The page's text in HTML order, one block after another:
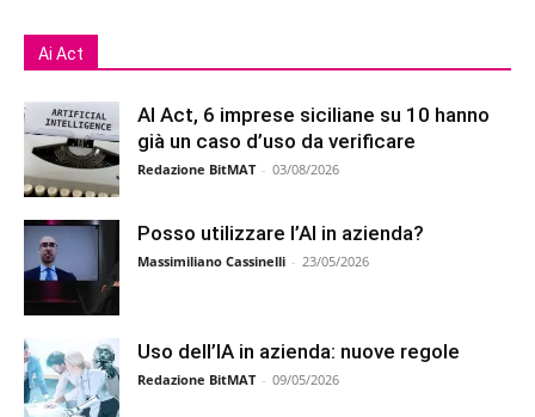
Ai Act
AI Act, 6 imprese siciliane su 10 hanno
già un caso d’uso da verificare
Redazione BitMAT - 03/08/2026
Posso utilizzare l’AI in azienda?
Massimiliano Cassinelli - 23/05/2026
Uso dell’IA in azienda: nuove regole
Redazione BitMAT - 09/05/2026